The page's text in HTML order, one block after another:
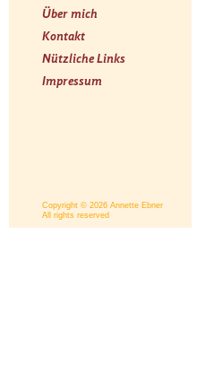
Über mich
Kontakt
Nützliche Links
Impressum
Copyright © 2026 Annette Ebner
All rights reserved